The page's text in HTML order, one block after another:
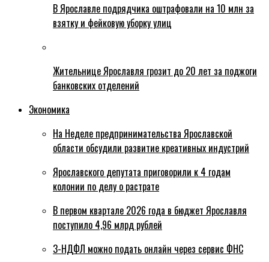
В Ярославле подрядчика оштрафовали на 10 млн за
взятку и фейковую уборку улиц
Жительнице Ярославля грозит до 20 лет за поджоги
банковских отделений
Экономика
На Неделе предпринимательства Ярославской
области обсудили развитие креативных индустрий
Ярославского депутата приговорили к 4 годам
колонии по делу о растрате
В первом квартале 2026 года в бюджет Ярославля
поступило 4,96 млрд рублей
3-НДФЛ можно подать онлайн через сервис ФНС